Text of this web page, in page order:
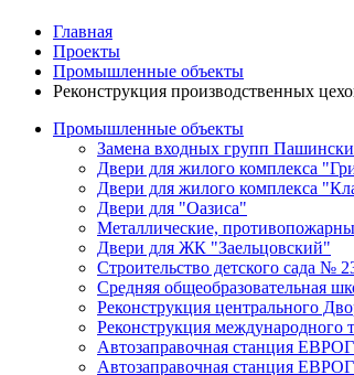
Главная
Проекты
Промышленные объекты
Реконструкция производственных
Промышленные объекты
Замена входных групп
Двери для жилого комплекса
Двери для жилого комплекса
Двери для "Оазиса"
Металлические,
Двери для ЖК "Заельцовский"
Строительство детского сада №
Средняя общеобразовательная
Реконструкция центрального
Реконструкция международного
Автозаправочная станция
Автозаправочная станция